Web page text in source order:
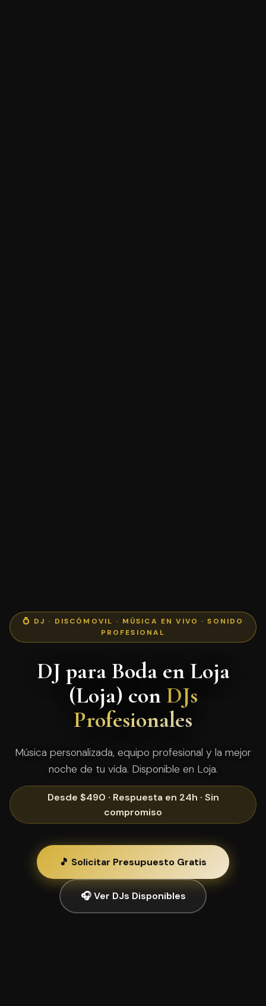
💍 DJ · DISCÓMOVIL · MÚSICA EN VIVO · SONIDO
PROFESIONAL
DJ para Boda en Loja
(Loja) con DJs
Profesionales
Música personalizada, equipo profesional y la mejor
noche de tu vida. Disponible en Loja.
Desde $490 · Respuesta en 24h · Sin
compromiso
🎵 Solicitar Presupuesto Gratis
🎧 Ver DJs Disponibles